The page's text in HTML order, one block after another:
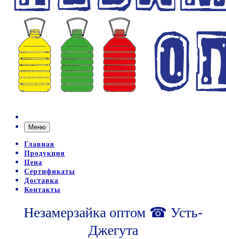
Меню
Главная
Продукция
Цена
Сертификаты
Доставка
Контакты
Незамерзайка оптом ☎ Усть-
Джегута